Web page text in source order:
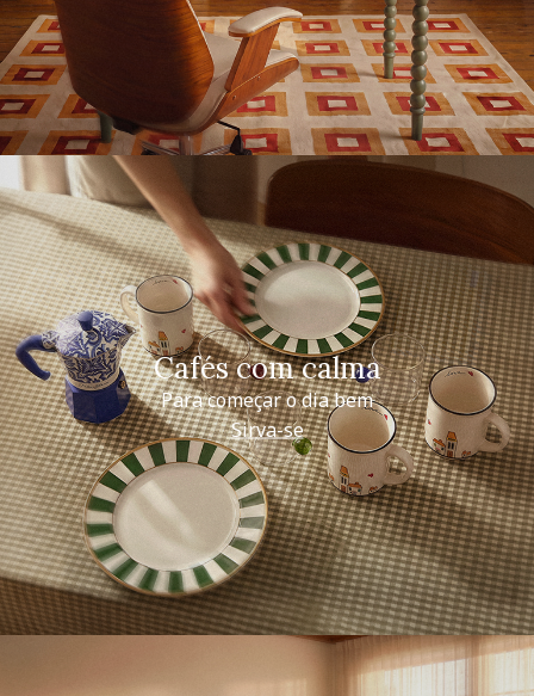
Cafés com calma
Para começar o dia bem
Sirva-se